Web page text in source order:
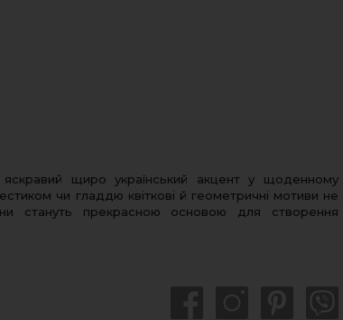
щиро український акцент у щоденному
чи гладдю квіткові й геометричні мотиви не
стануть прекрасною основою для створення